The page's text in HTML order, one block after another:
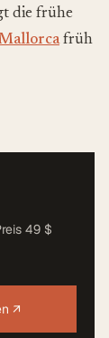
die frühe
früh
49 $
↗